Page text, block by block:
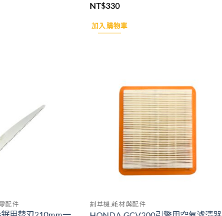
NT$330
加入購物車
配件
Add to
割草機.耗材與配件